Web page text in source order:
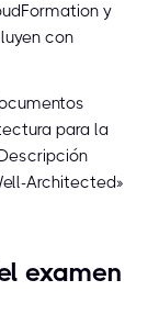
y
con
para la
Architected»
examen